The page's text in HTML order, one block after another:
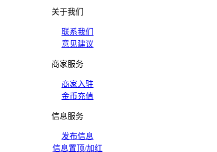
关于我们
联系我们
意见建议
商家服务
商家入驻
金币充值
信息服务
发布信息
信息置顶/加红